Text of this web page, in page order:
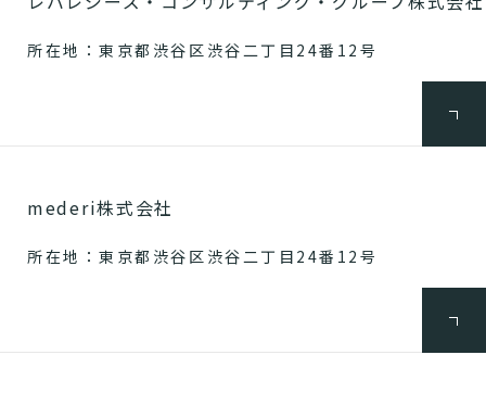
所在地：東京都渋谷区渋谷二丁目24番12号
mederi株式会社
所在地：東京都渋谷区渋谷二丁目24番12号